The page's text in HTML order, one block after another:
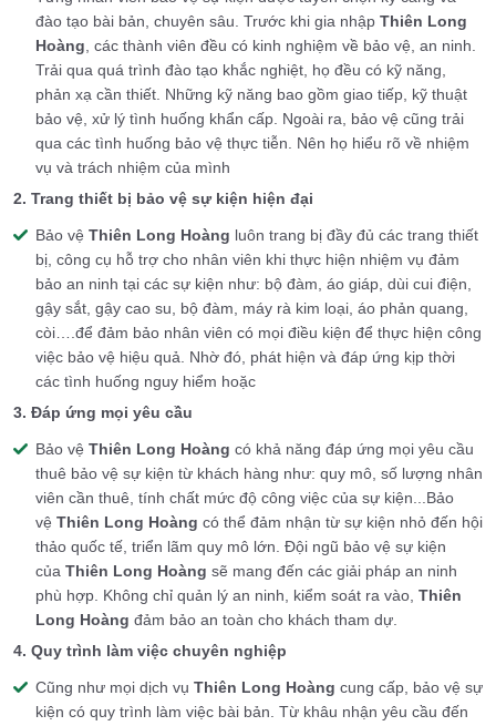
đào tạo bài bản, chuyên sâu. Trước khi gia nhập Thiên Long
Hoàng , các thành viên đều có kinh nghiệm về bảo vệ, an ninh.
Trải qua quá trình đào tạo khắc nghiệt, họ đều có kỹ năng,
phản xạ cần thiết. Những kỹ năng bao gồm giao tiếp, kỹ thuật
bảo vệ, xử lý tình huống khẩn cấp. Ngoài ra, bảo vệ cũng trải
qua các tình huống bảo vệ thực tiễn. Nên họ hiểu rõ về nhiệm
vụ và trách nhiệm của mình
2. Trang thiết bị bảo vệ sự kiện hiện đại
Bảo vệ Thiên Long Hoàng luôn trang bị đầy đủ các trang thiết
bị, công cụ hỗ trợ cho nhân viên khi thực hiện nhiệm vụ đảm
bảo an ninh tại các sự kiện như: bộ đàm, áo giáp, dùi cui điện,
gậy sắt, gậy cao su, bộ đàm, máy rà kim loại, áo phản quang,
còi….để đảm bảo nhân viên có mọi điều kiện để thực hiện công
việc bảo vệ hiệu quả. Nhờ đó, phát hiện và đáp ứng kịp thời
các tình huống nguy hiểm hoặc
3. Đáp ứng mọi yêu cầu
Bảo vệ Thiên Long Hoàng có khả năng đáp ứng mọi yêu cầu
thuê bảo vệ sự kiện từ khách hàng như: quy mô, số lượng nhân
viên cần thuê, tính chất mức độ công việc của sự kiện...Bảo
vệ Thiên Long Hoàng có thể đảm nhận từ sự kiện nhỏ đến hội
thảo quốc tế, triển lãm quy mô lớn. Đội ngũ bảo vệ sự kiện
của Thiên Long Hoàng sẽ mang đến các giải pháp an ninh
phù hợp. Không chỉ quản lý an ninh, kiểm soát ra vào, Thiên
Long Hoàng đảm bảo an toàn cho khách tham dự.
4. Quy trình làm việc chuyên nghiệp
Cũng như mọi dịch vụ Thiên Long Hoàng cung cấp, bảo vệ sự
kiện có quy trình làm việc bài bản. Từ khâu nhận yêu cầu đến